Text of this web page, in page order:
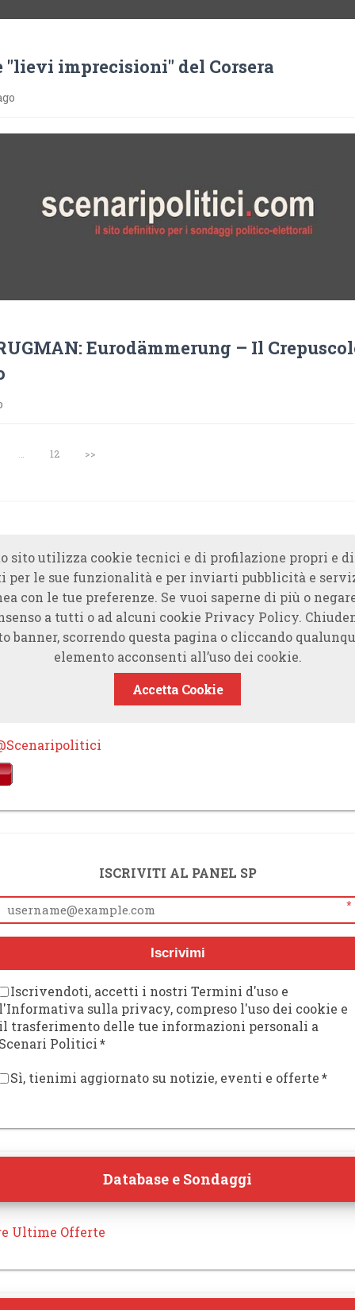
"lievi imprecisioni" del Corsera
Eurodämmerung – Il
12 >>
sito utilizza cookie tecnici e di profilazione propri e
per le sue funzionalità e per inviarti pubblicità e
con le tue preferenze. Se vuoi saperne di più o
a tutti o ad alcuni cookie Privacy Policy.
banner, scorrendo questa pagina o cliccando
elemento acconsenti all’uso dei cookie.
Accetta Cookie
ISCRIVITI AL PANEL SP
*
Iscrivimi
Iscrivendoti, accetti i nostri Termini d'uso e
sulla privacy, compreso l'uso dei cookie e
trasferimento delle tue informazioni personali a
Politici*
Sì, tienimi aggiornato su notizie, eventi e offerte*
Database e Sondaggi
Ultime Offerte